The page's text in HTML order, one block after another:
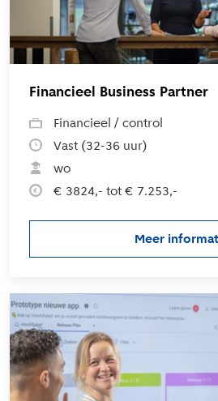
Financieel Business Partner
Financieel / control
Vast (32-36 uur)
wo
€ 3824,- tot € 7.253,-
Meer over